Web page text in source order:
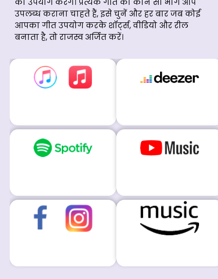
का उपयोग करेंगे। प्रत्येक गीत का कौन सा भाग आप
उपलब्ध कराना चाहते हैं, इसे चुनें और हर बार जब कोई
आपका गीत उपयोग करके शॉर्ट्स, वीडियो और रील
बनाता है, तो राजस्व अर्जित करें।